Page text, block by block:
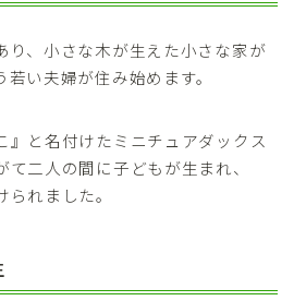
り、小さな木が生えた小さな家が
い夫婦が住み始めます。
』と名付けたミニチュアダックス
二人の間に子どもが生まれ、
られました。